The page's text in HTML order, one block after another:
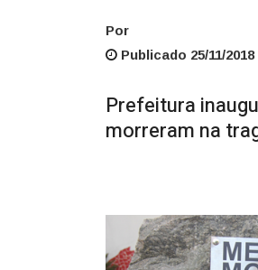
Por
Publicado 25/11/2018
Prefeitura
morreram na